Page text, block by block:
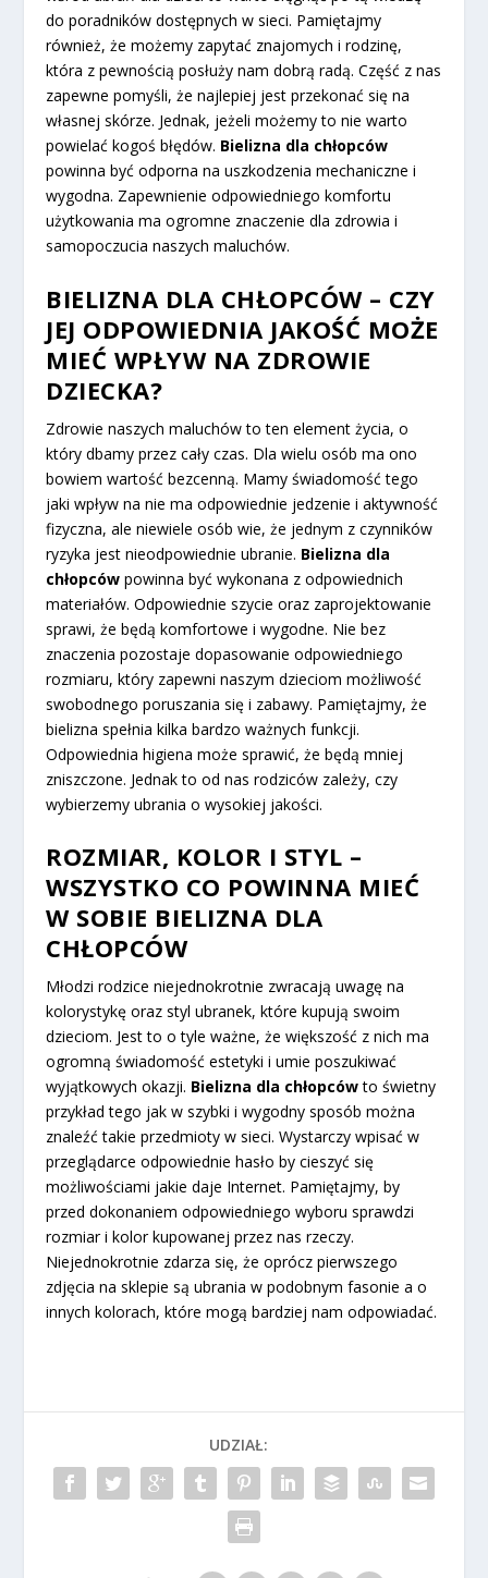
do poradników dostępnych w sieci. Pamiętajmy
również, że możemy zapytać znajomych i rodzinę,
która z pewnością posłuży nam dobrą radą. Część z nas
zapewne pomyśli, że najlepiej jest przekonać się na
własnej skórze. Jednak, jeżeli możemy to nie warto
powielać kogoś błędów. Bielizna dla chłopców
powinna być odporna na uszkodzenia mechaniczne i
wygodna. Zapewnienie odpowiedniego komfortu
użytkowania ma ogromne znaczenie dla zdrowia i
samopoczucia naszych maluchów.
BIELIZNA DLA CHŁOPCÓW – CZY
JEJ ODPOWIEDNIA JAKOŚĆ MOŻE
MIEĆ WPŁYW NA ZDROWIE
DZIECKA?
Zdrowie naszych maluchów to ten element życia, o
który dbamy przez cały czas. Dla wielu osób ma ono
bowiem wartość bezcenną. Mamy świadomość tego
jaki wpływ na nie ma odpowiednie jedzenie i aktywność
fizyczna, ale niewiele osób wie, że jednym z czynników
ryzyka jest nieodpowiednie ubranie. Bielizna dla
chłopców powinna być wykonana z odpowiednich
materiałów. Odpowiednie szycie oraz zaprojektowanie
sprawi, że będą komfortowe i wygodne. Nie bez
znaczenia pozostaje dopasowanie odpowiedniego
rozmiaru, który zapewni naszym dzieciom możliwość
swobodnego poruszania się i zabawy. Pamiętajmy, że
bielizna spełnia kilka bardzo ważnych funkcji.
Odpowiednia higiena może sprawić, że będą mniej
zniszczone. Jednak to od nas rodziców zależy, czy
wybierzemy ubrania o wysokiej jakości.
ROZMIAR, KOLOR I STYL –
WSZYSTKO CO POWINNA MIEĆ
W SOBIE BIELIZNA DLA
CHŁOPCÓW
Młodzi rodzice niejednokrotnie zwracają uwagę na
kolorystykę oraz styl ubranek, które kupują swoim
dzieciom. Jest to o tyle ważne, że większość z nich ma
ogromną świadomość estetyki i umie poszukiwać
wyjątkowych okazji. Bielizna dla chłopcówto świetny
przykład tego jak w szybki i wygodny sposób można
znaleźć takie przedmioty w sieci. Wystarczy wpisać w
przeglądarce odpowiednie hasło by cieszyć się
możliwościami jakie daje Internet. Pamiętajmy, by
przed dokonaniem odpowiedniego wyboru sprawdzi
rozmiar i kolor kupowanej przez nas rzeczy.
Niejednokrotnie zdarza się, że oprócz pierwszego
zdjęcia na sklepie są ubrania w podobnym fasonie a o
innych kolorach, które mogą bardziej nam odpowiadać.
UDZIAŁ: